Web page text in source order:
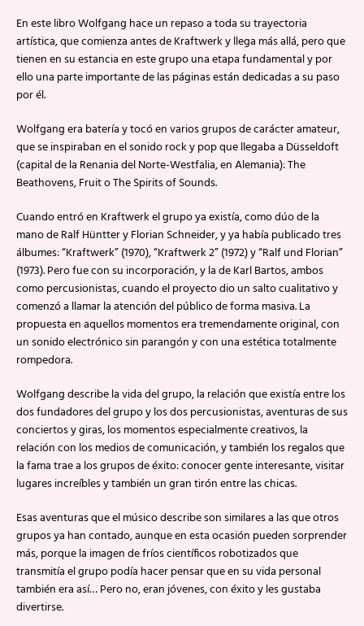
En este libro Wolfgang hace un repaso a toda su trayectoria
artística, que comienza antes de Kraftwerk y llega más allá, pero que
tienen en su estancia en este grupo una etapa fundamental y por
ello una parte importante de las páginas están dedicadas a su paso
por él.
Wolfgang era batería y tocó en varios grupos de carácter amateur,
que se inspiraban en el sonido rock y pop que llegaba a Düsseldoft
(capital de la Renania del Norte-Westfalia, en Alemania): The
Beathovens, Fruit o The Spirits of Sounds.
Cuando entró en Kraftwerk el grupo ya existía, como dúo de la
mano de Ralf Hüntter y Florian Schneider, y ya había publicado tres
álbumes: “Kraftwerk” (1970), “Kraftwerk 2” (1972) y “Ralf und Florian”
(1973). Pero fue con su incorporación, y la de Karl Bartos, ambos
como percusionistas, cuando el proyecto dio un salto cualitativo y
comenzó a llamar la atención del público de forma masiva. La
propuesta en aquellos momentos era tremendamente original, con
un sonido electrónico sin parangón y con una estética totalmente
rompedora.
Wolfgang describe la vida del grupo, la relación que existía entre los
dos fundadores del grupo y los dos percusionistas, aventuras de sus
conciertos y giras, los momentos especialmente creativos, la
relación con los medios de comunicación, y también los regalos que
la fama trae a los grupos de éxito: conocer gente interesante, visitar
lugares increíbles y también un gran tirón entre las chicas.
Esas aventuras que el músico describe son similares a las que otros
grupos ya han contado, aunque en esta ocasión pueden sorprender
más, porque la imagen de fríos científicos robotizados que
transmitía el grupo podía hacer pensar que en su vida personal
también era así… Pero no, eran jóvenes, con éxito y les gustaba
divertirse.